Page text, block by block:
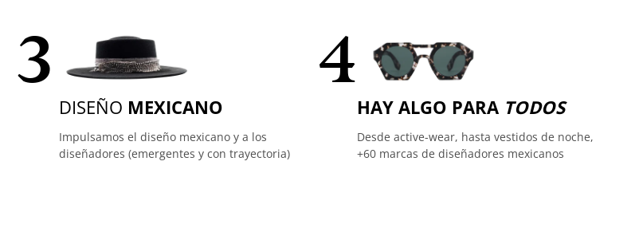
3
DISEÑO MEXICANO
Impulsamos el diseño mexicano y a los
diseñadores (emergentes y con trayectoria)
4
HAY ALGO PARA TODOS
Desde active-wear, hasta vestidos de noche,
+60 marcas de diseñadores mexicanos